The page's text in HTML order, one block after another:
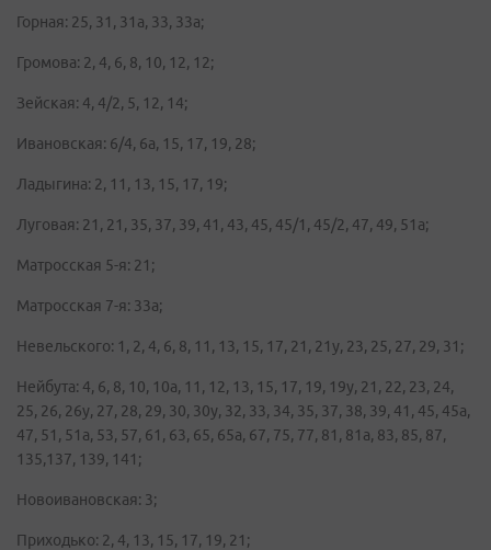
Горная: 25, 31, 31а, 33, 33а;
Громова: 2, 4, 6, 8, 10, 12, 12;
Зейская: 4, 4/2, 5, 12, 14;
Ивановская: 6/4, 6а, 15, 17, 19, 28;
Ладыгина: 2, 11, 13, 15, 17, 19;
Луговая: 21, 21, 35, 37, 39, 41, 43, 45, 45/1, 45/2, 47, 49, 51а;
Матросская 5-я: 21;
Матросская 7-я: 33а;
Невельского: 1, 2, 4, 6, 8, 11, 13, 15, 17, 21, 21у, 23, 25, 27, 29, 31;
Нейбута: 4, 6, 8, 10, 10а, 11, 12, 13, 15, 17, 19, 19у, 21, 22, 23, 24,
25, 26, 26у, 27, 28, 29, 30, 30у, 32, 33, 34, 35, 37, 38, 39, 41, 45, 45а,
47, 51, 51а, 53, 57, 61, 63, 65, 65а, 67, 75, 77, 81, 81а, 83, 85, 87,
135,137, 139, 141;
Новоивановская: 3;
Приходько: 2, 4, 13, 15, 17, 19, 21;